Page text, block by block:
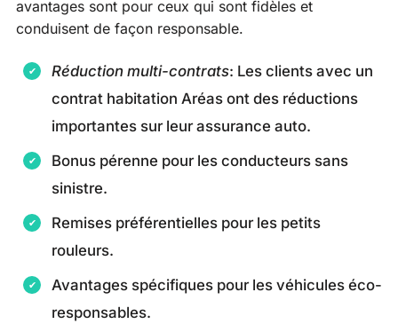
avantages sont pour ceux qui sont fidèles et
conduisent de façon responsable.
Réduction multi-contrats: Les clients avec un
contrat habitation Aréas ont des réductions
importantes sur leur assurance auto.
Bonus pérenne pour les conducteurs sans
sinistre.
Remises préférentielles pour les petits
rouleurs.
Avantages spécifiques pour les véhicules éco-
responsables.